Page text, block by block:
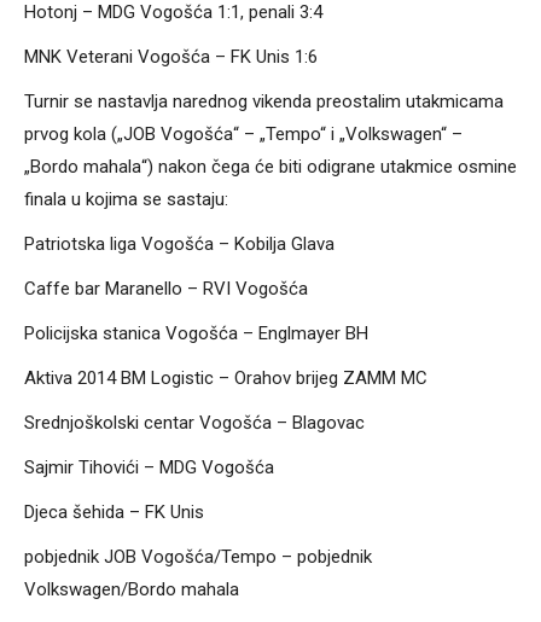
Hotonj – MDG Vogošća 1:1, penali 3:4
MNK Veterani Vogošća – FK Unis 1:6
Turnir se nastavlja narednog vikenda preostalim utakmicama
prvog kola („JOB Vogošća“ – „Tempo“ i „Volkswagen“ –
„Bordo mahala“) nakon čega će biti odigrane utakmice osmine
finala u kojima se sastaju:
Patriotska liga Vogošća – Kobilja Glava
Caffe bar Maranello – RVI Vogošća
Policijska stanica Vogošća – Englmayer BH
Aktiva 2014 BM Logistic – Orahov brijeg ZAMM MC
Srednjoškolski centar Vogošća – Blagovac
Sajmir Tihovići – MDG Vogošća
Djeca šehida – FK Unis
pobjednik JOB Vogošća/Tempo – pobjednik
Volkswagen/Bordo mahala